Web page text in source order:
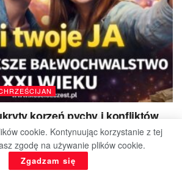
korzeń pychy i konfliktów
cookie. Kontynuując korzystanie z tej
zgodę na używanie plików cookie.
Zgadzam się